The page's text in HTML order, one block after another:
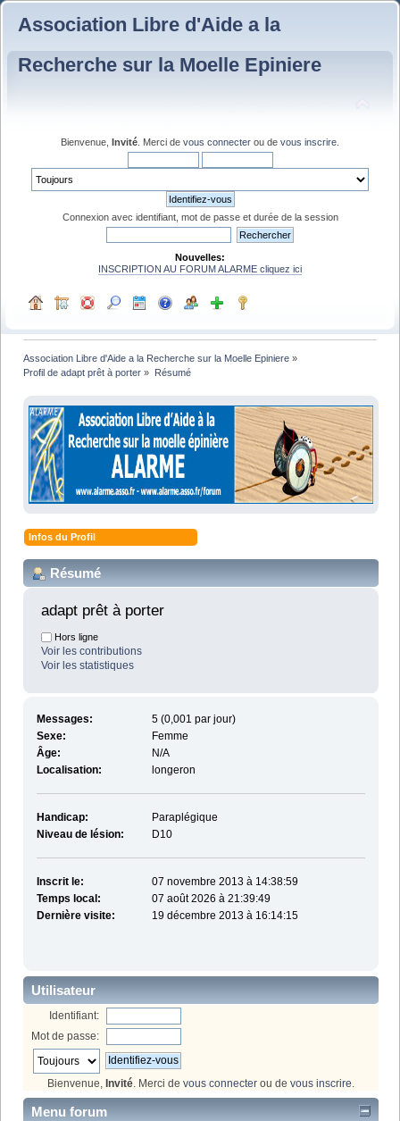
Association Libre d'Aide a la
Recherche sur la Moelle Epiniere
Bienvenue, Invité . Merci de vous connecter ou de vous inscrire
Connexion avec identifiant, mot de passe et durée de la session
Nouvelles:
INSCRIPTION AU FORUM ALARME cliquez ici
Association Libre d'Aide a la Recherche sur la Moelle Epiniere »
Profil de adapt prêt à porter » Résumé
Infos du Profil
Résumé
adapt prêt à porter
Hors ligne
Voir les contributions
Voir les statistiques
Messages:
5 (0,001 par jour)
Sexe:
Femme
Âge:
N/A
Localisation:
longeron
Handicap:
Paraplégique
Niveau de lésion:
D10
Inscrit le:
07 novembre 2013 à 14:38:59
Temps local:
07 août 2026 à 21:39:49
Dernière visite:
19 décembre 2013 à 16:14:15
Utilisateur
Identifiant:
Mot de passe:
Bienvenue, Invité . Merci de vous connecter ou de vous inscrire
Menu forum